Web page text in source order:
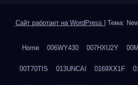
Сайт работает на WordPress Тема:
Home 006WY430 007HXU2Y
00T70TIS 013UNCAI 0169XX1F